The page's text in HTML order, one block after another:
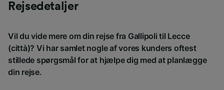
Rejsedetaljer
Vil du vide mere om din rejse fra Gallipoli til Lecce
(città)? Vi har samlet nogle af vores kunders oftest
stillede spørgsmål for at hjælpe dig med at planlægge
din rejse.